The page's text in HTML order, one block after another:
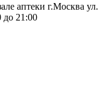
аптеки г.Москва ул.
до 21:00